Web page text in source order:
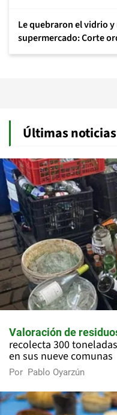
Le quebraron el vidrio
supermercado: Corte
Últimas noticias
Valoración de
recolecta 300
en sus nueve comunas
Por Pablo Oyarzún